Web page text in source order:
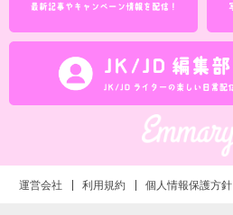
運営会社 利用規約 個人情報保護方針